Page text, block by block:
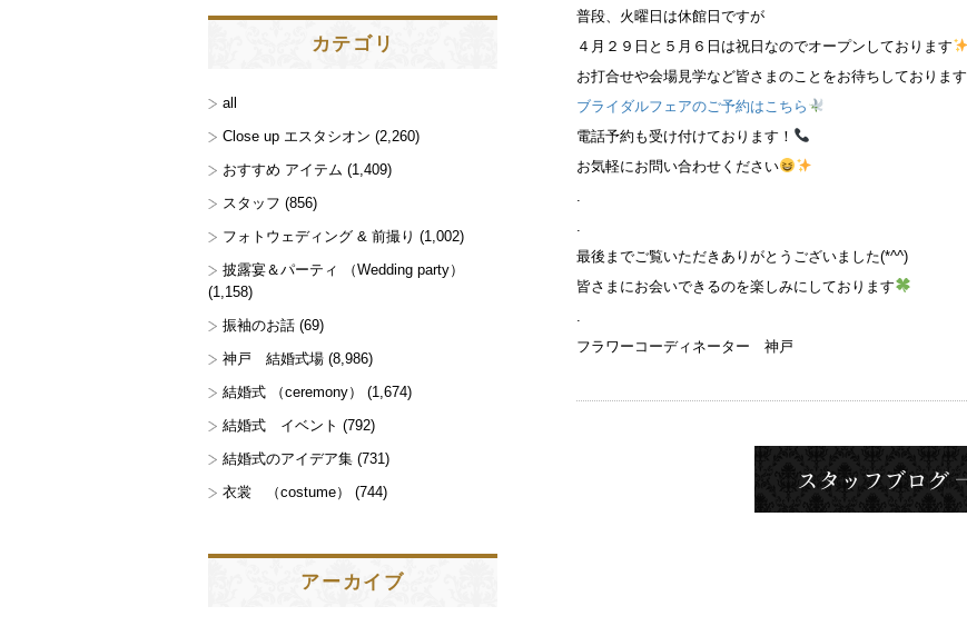
普段、火曜日は休館日ですが
４月２９日と５月６日は祝日なのでオープンしております
お打合せや会場見学など皆さまのことをお待ちしております
ブライダルフェアのご予約はこちら
電話予約も受け付けております！
お気軽にお問い合わせください
最後までご覧いただきありがとうございました(*^^)
皆さまにお会いできるのを楽しみにしております
フラワーコーディネーター 神戸
カテゴリ
all
Close up エスタシオン (2,260)
おすすめ アイテム (1,409)
スタッフ (856)
フォトウェディング & 前撮り (1,002)
披露宴＆パーティ （Wedding party）
(1,158)
振袖のお話 (69)
神戸 結婚式場 (8,986)
結婚式 （ceremony）
(1,674)
結婚式 イベント (792)
結婚式のアイデア集 (731)
衣裳 （costume）
(744)
アーカイブ